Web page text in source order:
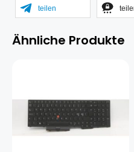
teilen
Ähnliche Produkte